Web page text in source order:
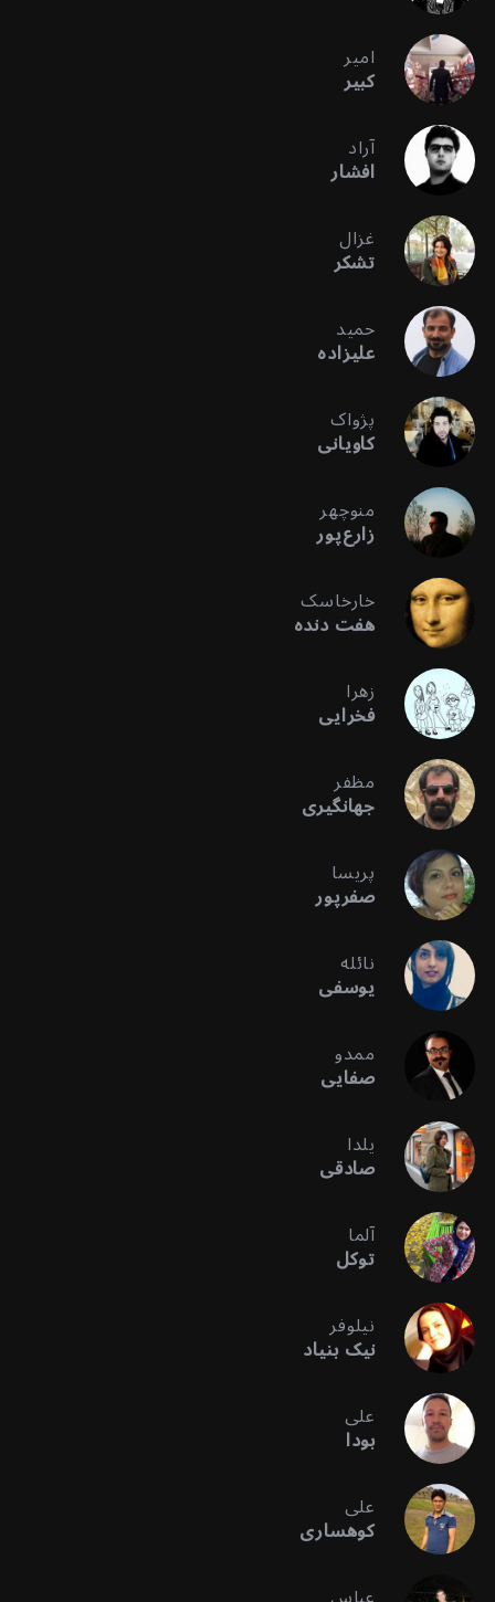
امیر
کبیر
آراد
افشار
غزال
تشکر
حمید
علیزاده
پژواک
کاویانی
منوچهر
زارع‌پور
خارخاسک
هفت دنده
زهرا
فخرایی
مظفر
جهانگیری
پریسا
صفرپور
نائله
یوسفی
ممدو
صفایی
یلدا
صادقی
آلما
توکل
نیلوفر
نیک بنیاد
علی
بودا
علی
کوهساری